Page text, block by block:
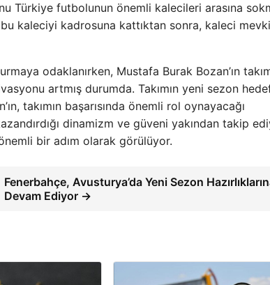
Türkiye futbolunun önemli kalecileri arasına
kaleciyi kadrosuna kattıktan sonra, kaleci
odaklanırken, Mustafa Burak Bozan’ın
artmış durumda. Takımın yeni sezon
takımın başarısında önemli rol oynayacağı
dinamizm ve güveni yakından takip
bir adım olarak görülüyor.
Fenerbahçe, Avusturya’da Yeni Sezon
Devam Ediyor →